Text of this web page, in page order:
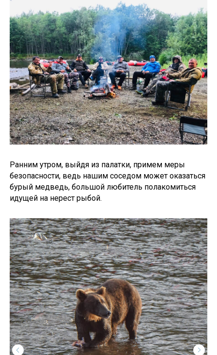
Ранним утром, выйдя из палатки, примем меры
безопасности, ведь нашим соседом может оказаться
бурый медведь, большой любитель полакомиться
идущей на нерест рыбой.